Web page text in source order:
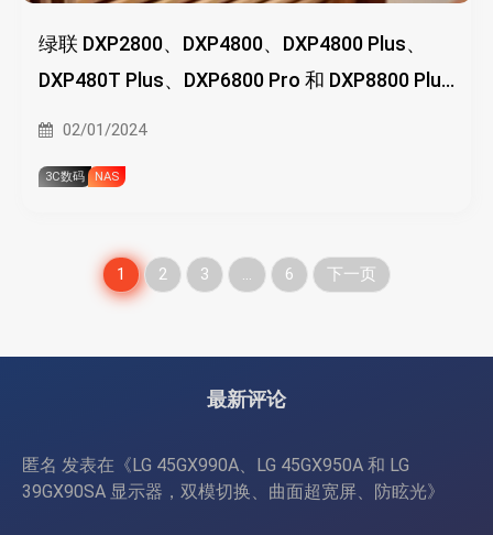
绿联 DXP2800、DXP4800、DXP4800 Plus、
DXP480T Plus、DXP6800 Pro 和 DXP8800 Plus
02/01/2024
3C数码 NAS
文
分
1 2 3 … 6 下一页
最新评论
匿名 发表在《LG 45GX990A、LG 45GX950A 和 LG
39GX90SA 显示器，双模切换、曲面超宽屏、防眩光》